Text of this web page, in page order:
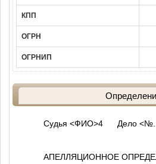
КПП
ОГРН
ОГРНИП
Судья <ФИО>4Дело
АПЕЛЛЯЦИОННОЕ